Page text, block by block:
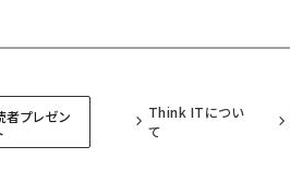
者プレゼン
Think ITについ
て